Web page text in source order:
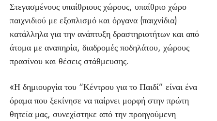
Στεγασμένους υπαίθριους χώρους, υπαίθριο χώρο
παιχνιδιού με εξοπλισμό και όργανα (παιχνίδια)
κατάλληλα για την ανάπτυξη δραστηριοτήτων και από
άτομα με αναπηρία, διαδρομές ποδηλάτου, χώρους
πρασίνου και θέσεις στάθμευσης.
«Η δημιουργία του “Κέντρου για το Παιδί” είναι ένα
όραμα που ξεκίνησε να παίρνει μορφή στην πρώτη
θητεία μας, συνεχίστηκε από την προηγούμενη